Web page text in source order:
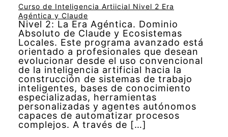
Curso de Inteligencia Artiicial Nivel 2 Era
Agéntica y Claude
Nivel 2: La Era Agéntica. Dominio
Absoluto de Claude y Ecosistemas
Locales. Este programa avanzado está
orientado a profesionales que desean
evolucionar desde el uso convencional
de la inteligencia artificial hacia la
construcción de sistemas de trabajo
inteligentes, bases de conocimiento
especializadas, herramientas
personalizadas y agentes autónomos
capaces de automatizar procesos
complejos. A través de […]